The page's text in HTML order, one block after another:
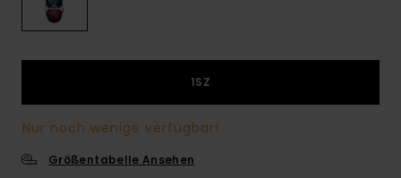
1SZ
Nur noch wenige verfügbar!
Größentabelle Ansehen